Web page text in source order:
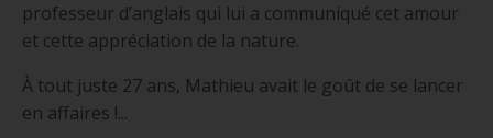
professeur d’anglais qui lui a communiqué cet amour
et cette appréciation de la nature.
À tout juste 27 ans, Mathieu avait le goût de se lancer
en affaires !...